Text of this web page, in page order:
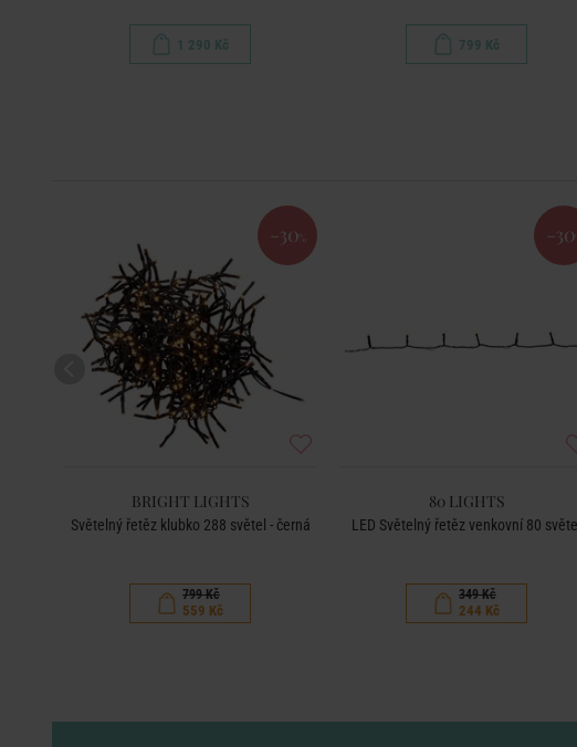
1 290 Kč 799 Kč
-30 %
BRIGHT LIGHTS
Světelný řetěz klubko 288 světel - černá
799 Kč
559 Kč
-30
80 LIGHTS
LED Světelný řetěz venkovní 80 světel
349 Kč
244 Kč